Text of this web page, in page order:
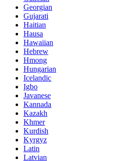
Georgian
Gujarati
Haitian
Hausa
Hawaiian
Hebrew
Hmong
Hungarian
Icelandic
Igbo
Javanese
Kannada
Kazakh
Khmer
Kurdish
Kyrgyz
Latin
Latvian